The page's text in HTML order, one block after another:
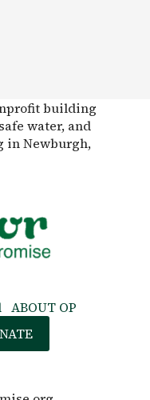
building
water, and
in Newburgh,
ABOUT OP